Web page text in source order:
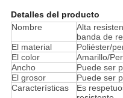
Detalles del producto
Nombre
Alta
banda de
El material
Poliéster/
El color
Amarillo/
Ancho
Puede ser
El grosor
Puede ser
Características
Es